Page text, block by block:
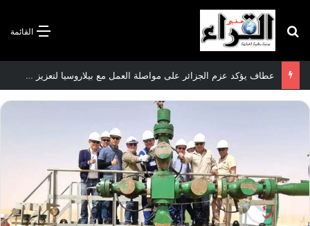
القائمة بحث عن
عطاف يؤكد عزم الجزائر على مواصلة العمل مع بيلاروسيا لتعزيز العلاقات الثنائية